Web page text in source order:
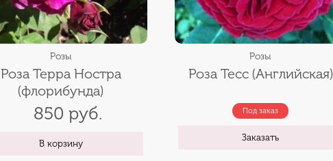
Розы
Роза Терра Ностра
(флорибунда)
850 руб.
В корзину
Розы
Роза Тесс (Английская)
Под заказ
Заказать